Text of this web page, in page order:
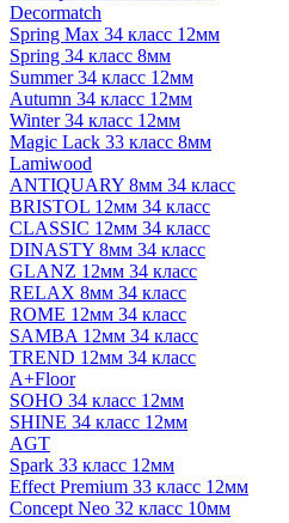
Decormatch
Spring Max 34 класс 12мм
Spring 34 класс 8мм
Summer 34 класс 12мм
Autumn 34 класс 12мм
Winter 34 класс 12мм
Magic Lack 33 класс 8мм
Lamiwood
ANTIQUARY 8мм 34 класс
BRISTOL 12мм 34 класс
CLASSIC 12мм 34 класс
DINASTY 8мм 34 класс
GLANZ 12мм 34 класс
RELAX 8мм 34 класс
ROME 12мм 34 класс
SAMBA 12мм 34 класс
TREND 12мм 34 класс
A+Floor
SOHO 34 класс 12мм
SHINE 34 класс 12мм
AGT
Spark 33 класс 12мм
Effect Premium 33 класс 12мм
Concept Neo 32 класс 10мм